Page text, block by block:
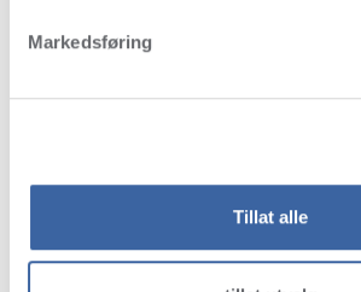
Markedsføring
Tillat alle
FAVORITES & BEST SELLERS